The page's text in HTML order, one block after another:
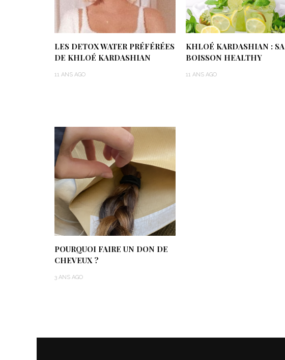
LES DETOX WATER PRÉFÉRÉES
DE KHLOÉ KARDASHIAN
11 ANS AGO
KHLOÉ KARDASHIAN : SA
BOISSON HEALTHY
11 ANS AGO
POURQUOI FAIRE UN DON DE
CHEVEUX ?
3 ANS AGO